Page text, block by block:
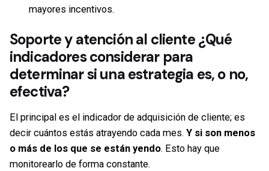
mayores incentivos.
Soporte y atención al cliente¿Qué
indicadores considerar para
determinar si una estrategia es, o no,
efectiva?
El principal es el indicador de adquisición de cliente; es
decir cuántos estás atrayendo cada mes. Y si son menos
o más de los que se están yendo. Esto hay que
monitorearlo de forma constante.